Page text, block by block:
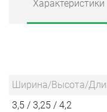
Характеристики
Ширина/Высота/
3,5 / 3,25 / 4,2